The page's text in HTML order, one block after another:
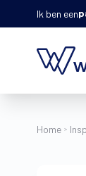
Ik ben een
Home